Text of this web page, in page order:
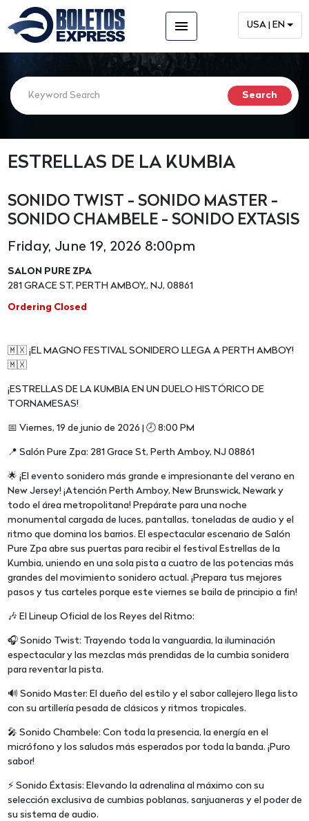
menu USA | EN
ESTRELLAS DE LA KUMBIA
SONIDO TWIST - SONIDO MASTER -
SONIDO CHAMBELE - SONIDO EXTASIS
Friday, June 19, 2026 8:00pm
SALON PURE ZPA
281 GRACE ST, PERTH AMBOY,, NJ, 08861
Ordering Closed
🇲🇽 ¡EL MAGNO FESTIVAL SONIDERO LLEGA A PERTH AMBOY!
🇲🇽
¡ESTRELLAS DE LA KUMBIA EN UN DUELO HISTÓRICO DE
TORNAMESAS!
📅 Viernes, 19 de junio de 2026 | 🕗 8:00 PM
📍 Salón Pure Zpa: 281 Grace St, Perth Amboy, NJ 08861
🌟 ¡El evento sonidero más grande e impresionante del verano en
New Jersey! ¡Atención Perth Amboy, New Brunswick, Newark y
todo el área metropolitana! Prepárate para una noche
monumental cargada de luces, pantallas, toneladas de audio y el
ritmo que domina los barrios. El espectacular escenario de Salón
Pure Zpa abre sus puertas para recibir el festival Estrellas de la
Kumbia, uniendo en una sola pista a cuatro de las potencias más
grandes del movimiento sonidero actual. ¡Prepara tus mejores
pasos y tus carteles porque este viernes se baila de principio a fin!
🎶 El Lineup Oficial de los Reyes del Ritmo:
🎧 Sonido Twist: Trayendo toda la vanguardia, la iluminación
espectacular y las mezclas más prendidas de la cumbia sonidera
para reventar la pista.
🔊 Sonido Master: El dueño del estilo y el sabor callejero llega listo
con su artillería pesada de clásicos y ritmos tropicales.
🎤 Sonido Chambele: Con toda la presencia, la energía en el
micrófono y los saludos más esperados por toda la banda. ¡Puro
sabor!
⚡ Sonido Éxtasis: Elevando la adrenalina al máximo con su
selección exclusiva de cumbias poblanas, sanjuaneras y el poder de
su sistema de audio.